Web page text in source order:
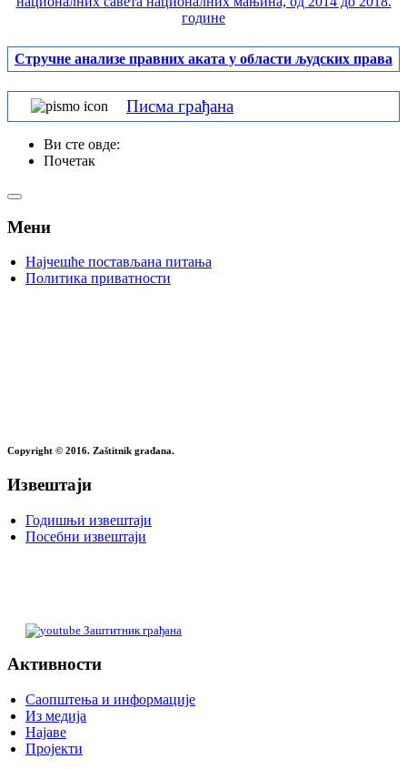
године
Стручне анализе правних аката у области људских права
Писма грађана
Ви сте овде:
Почетак
Мени
Најчешће постављана питања
Политика приватности
Copyright © 2016. Zaštitnik građana.
Извештаји
Годишњи извештаји
Посебни извештаји
Заштитник грађана
Активности
Саопштења и информације
Из медија
Најаве
Пројекти